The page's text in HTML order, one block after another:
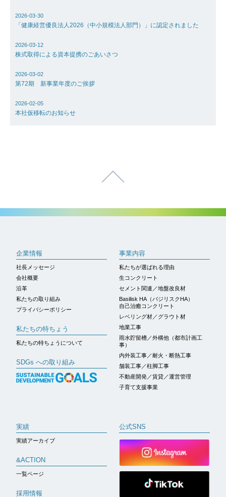
2026-03-30
「健康経営優良法人2026（中小規模法人部門）」に認定されました
2026-03-12
株式取得による資本提携のごあいさつ
2026-03-02
第72期 新事業年度のご挨拶
2026-02-05
本社仮移転のお知らせ
ページトップへ
企業情報
社長メッセージ
会社概要
沿革
私たちの取り組み
プライバシーポリシー
私たちの特ちょう
私たちの特ちょうについて
SDGs への取り組み
事業内容
私たちが選ばれる理由
生コンクリート
セメント関連／地盤改良材
Basilisk HA（バジリスクHA）
自己治癒コンクリート
レベリング材／グラウト材
地業工事
雨水貯留槽／外構他（都市計画工
事）
内外装工事／耐火・断熱工事
舗装工事／柱脚工事
不動産開発／賃貸／運営管理
子育て支援事業
実績
実績アーカイブ
&ACTION
一覧ページ
採用情報
公式SNS